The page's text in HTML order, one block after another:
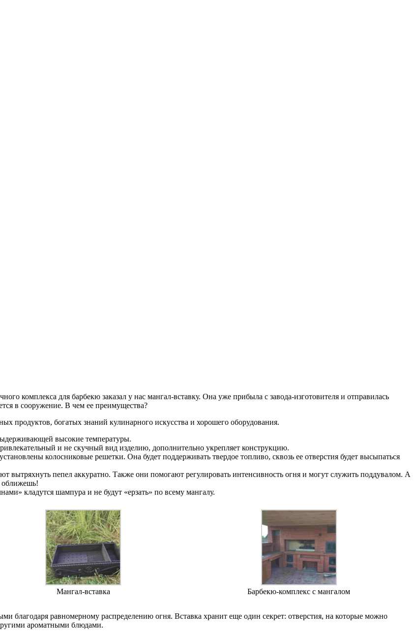
комплекса для барбекю заказал у нас мангал-вставку. Она уже прибыла с завода-изготовителя и отправилась
в сооружение. В чем ее преимущества?
продуктов, богатых знаний кулинарного искусства и хорошего оборудования.
высокие температуры.
и не скучный вид изделию, дополнительно укрепляет конструкцию.
колосниковые решетки. Она будет поддерживать твердое топливо, сквозь ее отверстия будет высыпаться
пепел аккуратно. Также они помогают регулировать интенсивность огня и могут служить поддувалом. А
оближешь!
кладутся шампура и не будут «ерзать» по всему мангалу.
Мангал-вставка Барбекю-комплекс с мангалом
благодаря равномерному распределению огня. Вставка хранит еще один секрет: отверстия, на которые можно
ароматными блюдами.